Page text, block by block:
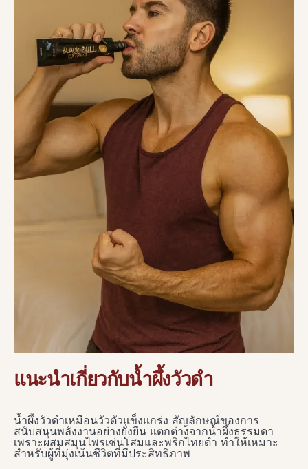
แนะนำเกี่ยวกับน้ำผึ้งวัวดำ
น้ำผึ้งวัวดำเหมือนวัวตัวแข็งแกร่ง สัญลักษณ์ของการ
สนับสนุนพลังงานอย่างยั่งยืน แตกต่างจากน้ำผึ้งธรรมดา
เพราะผสมสมุนไพรเช่นโสมและพริกไทยดำ ทำให้เหมาะ
สำหรับผู้ที่มุ่งเน้นชีวิตที่มีประสิทธิภาพ